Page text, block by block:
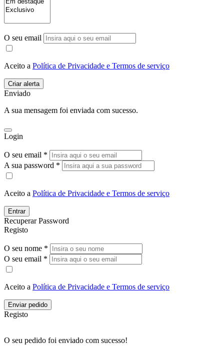
O seu email
Aceito a Política de Privacidade e Termos de serviço
Enviado
A sua mensagem foi enviada com sucesso.
Login
O seu email *
A sua password *
Aceito a Política de Privacidade e Termos de serviço
Entrar
Recuperar Password
Registo
O seu nome *
O seu email *
Aceito a Política de Privacidade e Termos de serviço
Enviar pedido
Registo
O seu pedido foi enviado com sucesso!